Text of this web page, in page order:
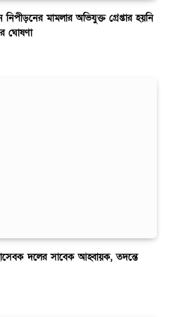
মামলার অভিযুক্ত গ্রেপ্তার হয়নি
ঘোষণা
দলের সাবেক আহ্বায়ক, তদন্তে